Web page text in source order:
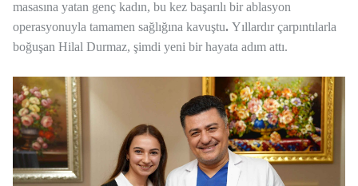
masasına yatan genç kadın, bu kez başarılı bir ablasyon
operasyonuyla tamamen sağlığına kavuştu. Yıllardır çarpıntılarla
boğuşan Hilal Durmaz, şimdi yeni bir hayata adım attı.